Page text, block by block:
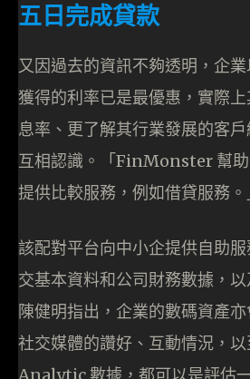
五日完成貸款
又因過去的資訊不夠透明，企
獲得的利率已是最優惠，實際
息率、更了解其行業發展的客
互相認識。「FinMonster 幫
提供比較服務，例如借貸服務。
該配對平台向中小企提供自助
交基本資料和公司財務數據，以
陳健明指出，企業的數碼資產
社交媒體的讚好、互動情況，